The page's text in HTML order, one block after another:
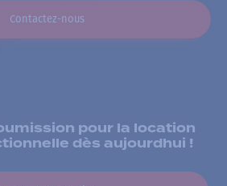
Contactez-nous
pour la location
dès aujourdhui !